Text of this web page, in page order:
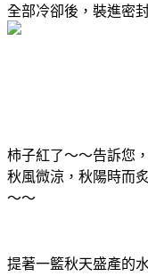
全部冷卻後，裝進密
柿子紅了～～告訴您
秋風微涼，秋陽時而
～～
提著一籃秋天盛產的